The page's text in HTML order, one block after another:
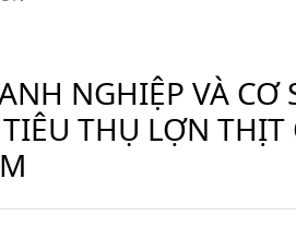
NGHIỆP VÀ CƠ
THỤ LỢN